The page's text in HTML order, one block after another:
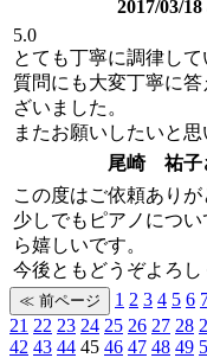
2017/03/
5.0
とても丁寧に調律して
質問にも大変丁寧に
ざいました。
またお願いしたいと思
尾崎 祐子
この度はご依頼ありが
少しでもピアノにつ
ら嬉しいです。
今後ともどうぞよろし
1 2 3 4 5 6
21 22 23 24 25 26 27 28
42 43 44 45 46 47 48 49